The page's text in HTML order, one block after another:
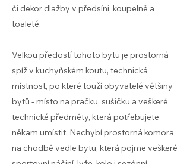
či dekor dlažby v předsíni, koupelně a
toaletě.
Velkou předostí tohoto bytu je prostorná
spíž v kuchyňském koutu, technická
místnost, po které touží obyvatelé většiny
bytů - místo na pračku, sušičku a veškeré
technické předměty, která potřebujete
někam umístit. Nechybí prostorná komora
na chodbě vedle bytu, která pojme veškeré